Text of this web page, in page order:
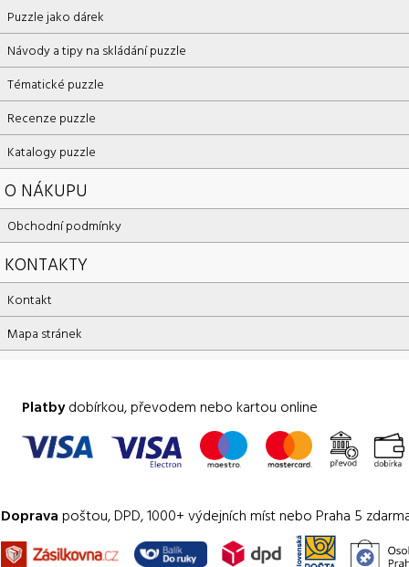
Puzzle jako dárek
Návody a tipy na skládání puzzle
Tématické puzzle
Recenze puzzle
Katalogy puzzle
O NÁKUPU
Obchodní podmínky
KONTAKTY
Kontakt
Mapa stránek
Platbydobírkou, převodem nebo kartou online
Doprava poštou, DPD, 1000+ výdejních míst nebo Praha 5